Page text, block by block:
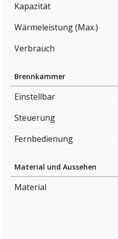
Kapazität
Wärmeleistung (Max.)
Verbrauch
Brennkammer
Einstellbar
Steuerung
Fernbedienung
Material und Aussehen
Material